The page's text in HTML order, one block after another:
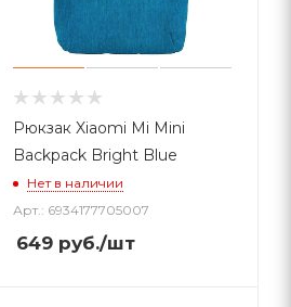
Рюкзак Xiaomi Mi Mini
Backpack Bright Blue
Нет в наличии
Арт.: 6934177705007
649руб./шт